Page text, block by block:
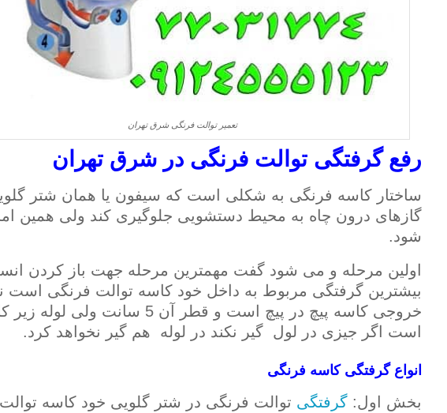
تعمیر توالت فرنگی شرق تهران
رفع گرفتگی توالت فرنگی در شرق تهران
ساختار کاسه فرنگی به شکلی است که سیفون یا همان شتر
گازهای درون چاه به محیط دستشویی جلوگیری کند ولی همین
شود.
اولین مرحله و می شود گفت مهمترین مرحله جهت باز کردن
بیشترین گرفتگی مربوط به داخل خود کاسه توالت فرنگی است
است اگر جیزی در لول گیر نکند در لوله هم گیر نخواهد کرد.
انواع گرفتگی کاسه فرنگی
بخش اول: گرفتگی توالت فرنگی در شتر گلویی خود کاسه